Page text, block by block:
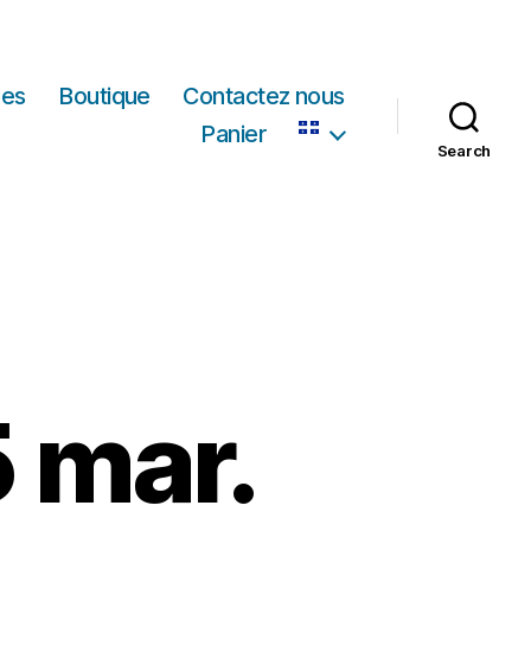
Boutique
Contactez nous
Panier
Search
mar.